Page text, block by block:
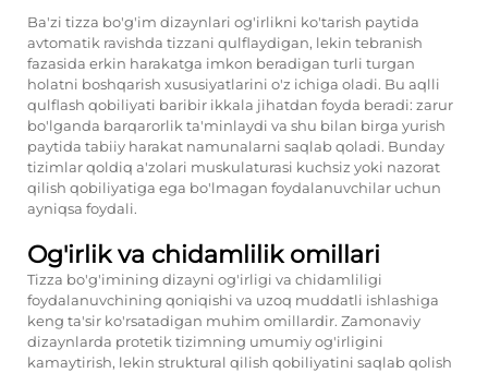
Ba'zi tizza bo'g'im dizaynlari og'irlikni ko'tarish paytida
avtomatik ravishda tizzani qulflaydigan, lekin tebranish
fazasida erkin harakatga imkon beradigan turli turgan
holatni boshqarish xususiyatlarini o'z ichiga oladi. Bu aqlli
qulflash qobiliyati baribir ikkala jihatdan foyda beradi: zarur
bo'lganda barqarorlik ta'minlaydi va shu bilan birga yurish
paytida tabiiy harakat namunalarni saqlab qoladi. Bunday
tizimlar qoldiq a'zolari muskulaturasi kuchsiz yoki nazorat
qilish qobiliyatiga ega bo'lmagan foydalanuvchilar uchun
ayniqsa foydali.
Og'irlik va chidamlilik omillari
Tizza bo'g'imining dizayni og'irligi va chidamliligi
foydalanuvchining qoniqishi va uzoq muddatli ishlashiga
keng ta'sir ko'rsatadigan muhim omillardir. Zamonaviy
dizaynlarda protetik tizimning umumiy og'irligini
kamaytirish, lekin struktural qilish qobiliyatini saqlab qolish